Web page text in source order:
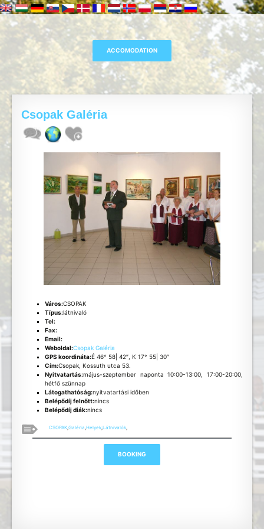
Csopak Galéria
Város:CSOPAK
Típus:látnivaló
Tel:
Fax:
Email:
Weboldal:Csopak Galéria
GPS koordináta:É 46° 58| 42″, K 17° 55| 30″
Cím:Csopak, Kossuth utca 53.
Nyitvatartás:május-szeptember naponta 10:00-13:00, 17:00-20:00,
hétfő szünnap
Látogathatóság:nyitvatartási időben
Belépődíj felnőtt:nincs
Belépődíj diák:nincs
CSOPAK ,Galéria ,Helyek ,Látnivalók